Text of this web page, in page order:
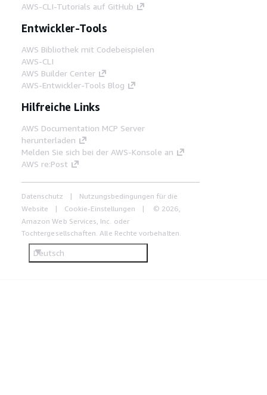
AWS-CLI-Tutorials auf GitHub
Entwickler-Tools
AWS Bibliothek mit Codebeispielen
AWS-CLI
AWS Builder Center
AWS-Entwickler-Tools Blog
Hilfreiche Links
AWS Documentation MCP Server
herunterladen
Melden Sie sich bei der AWS-Konsole an
AWS re:Post
Datenschutz
Nutzungsbedingungen für die
Website
Cookie-Einstellungen
© 2026,
Amazon Web Services, Inc. oder
Tochtergesellschaften. Alle Rechte vorbehalten.
Deutsch